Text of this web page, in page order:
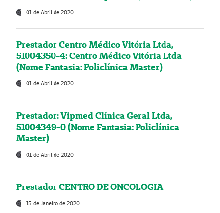
01 de Abril de 2020
Prestador Centro Médico Vitória Ltda,
51004350-4: Centro Médico Vitória Ltda
(Nome Fantasia: Policlínica Master)
01 de Abril de 2020
Prestador: Vipmed Clínica Geral Ltda,
51004349-0 (Nome Fantasia: Policlínica
Master)
01 de Abril de 2020
Prestador CENTRO DE ONCOLOGIA
15 de Janeiro de 2020